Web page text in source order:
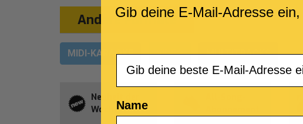
Andere Formate
MIDI-KARAOKE VIDEO MULTITRACKS
Neuheit der
Woche
Gib deine E-Mail-Adresse
Name